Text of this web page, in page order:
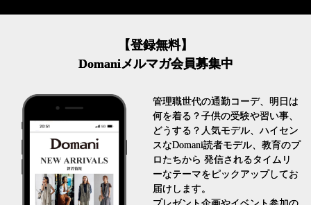
【登録無料】
Domaniメルマガ会員募集中
管理職世代の通勤コーデ、明日は
何を着る？子供の受験や習い事、
どうする？人気モデル、ハイセン
スなDomani読者モデル、教育のプ
ロたちから 発信されるタイムリ
ーなテーマをピックアップしてお
届けします。